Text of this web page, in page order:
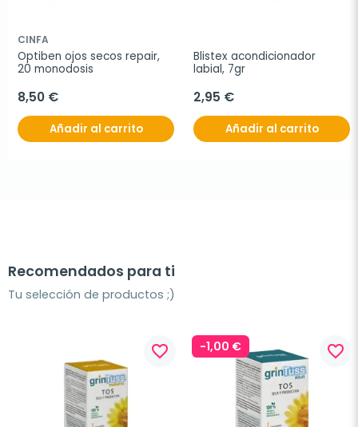
CINFA
Optiben ojos secos repair,
20 monodosis
8,50 €
Añadir al carrito
Blistex acondicionador
labial, 7gr
2,95 €
Añadir al carrito
Recomendados para ti
Tu selección de productos ;)
favorite_border -1,00 € favorite_border